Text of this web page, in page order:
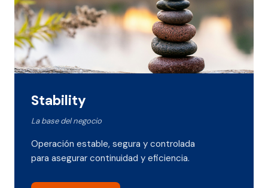
Stability
La base del negocio
Operación estable, segura y controlada
para asegurar continuidad y eficiencia.